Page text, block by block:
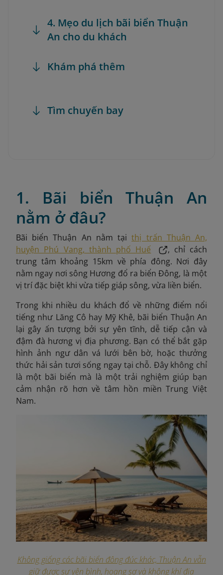
4. Mẹo du lịch bãi biển Thuận
An cho du khách
Khám phá thêm
Tìm chuyến bay
1. Bãi biển Thuận An
nằm ở đâu?
Bãi biển Thuận An nằm tạithị trấn Thuận An,
huyện Phú Vang, thành phố Huế
, chỉ cách
trung tâm khoảng 15km về phía đông. Nơi đây
nằm ngay nơi sông Hương đổ ra biển Đông, là một
vị trí đặc biệt khi vừa tiếp giáp sông, vừa liền biển.
Trong khi nhiều du khách đổ về những điểm nổi
tiếng như Lăng Cô hay Mỹ Khê, bãi biển Thuận An
lại gây ấn tượng bởi sự yên tĩnh, dễ tiếp cận và
đậm đà hương vị địa phương. Bạn có thể bắt gặp
hình ảnh ngư dân vá lưới bên bờ, hoặc thưởng
thức hải sản tươi sống ngay tại chỗ. Đây không chỉ
là một bãi biển mà là một trải nghiệm giúp bạn
cảm nhận rõ hơn về tâm hồn miền Trung Việt
Nam.
Không giống các bãi biển đông đúc khác, Thuận An vẫn
giữ được sự yên bình, hoang sơ và không khí địa